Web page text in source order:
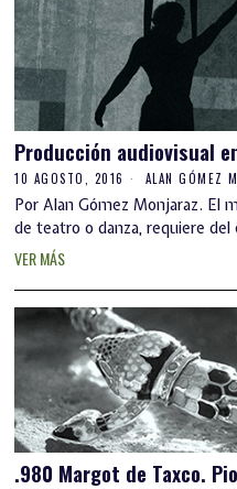
Producción audiovisual
10 AGOSTO, 2016 ALAN GÓMEZ
Por Alan Gómez Monjaraz. El
de teatro o danza, requiere
VER MÁS
.980 Margot de Taxco.